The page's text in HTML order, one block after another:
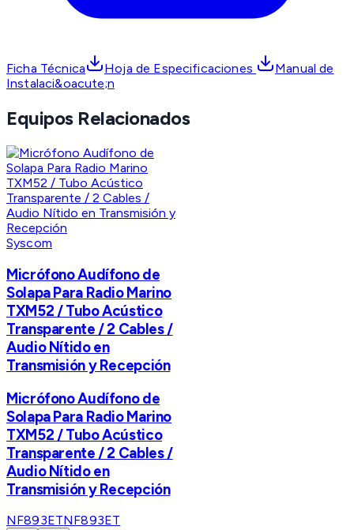
Ficha Técnica Hoja de Especificaciones
Manual de
Instalaci&oacute;n
Equipos Relacionados
Syscom
Micrófono Audífono de
Solapa Para Radio Marino
TXM52 / Tubo Acústico
Transparente / 2 Cables /
Audio Nítido en
Transmisión y Recepción
Micrófono Audífono de
Solapa Para Radio Marino
TXM52 / Tubo Acústico
Transparente / 2 Cables /
Audio Nítido en
Transmisión y Recepción
NF893ETNF893ET